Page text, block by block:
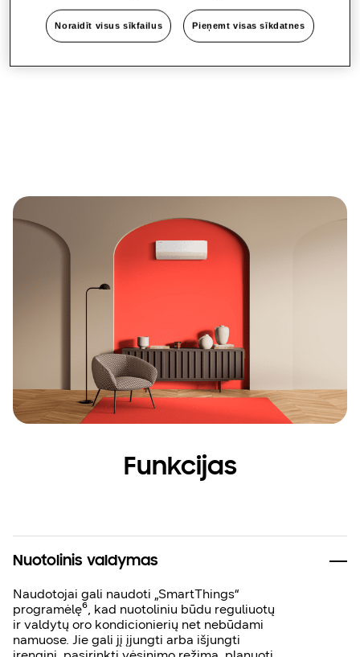
Plus¹³, kas palīdz uzlabot iekštelpu gaisa kvalitāti. Filtra
novietojums ierīces augšpusē atvieglo piekļuvi filtram,
kā arī tā noņemšanu un tīrīšanu.
Funkcijas
Nuotolinis valdymas
Naudotojai gali naudoti „SmartThings“
programėlę⁶, kad nuotoliniu būdu reguliuotų
ir valdytų oro kondicionierių net nebūdami
namuose. Jie gali jį įjungti arba išjungti
Noraidīt visus sīkfailus Pieņemt visas sīkdatnes